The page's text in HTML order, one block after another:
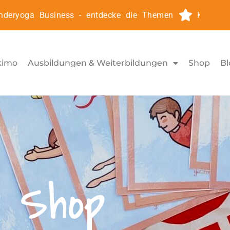
Business - entdecke die Themen
Ausbildungen & Weiterbildungen Shop
Shop